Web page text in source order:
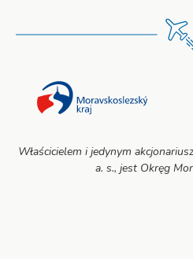
Właścicielem i jedynym
a. s., jest Okręg